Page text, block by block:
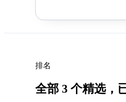
排名
全部 3 个精选，